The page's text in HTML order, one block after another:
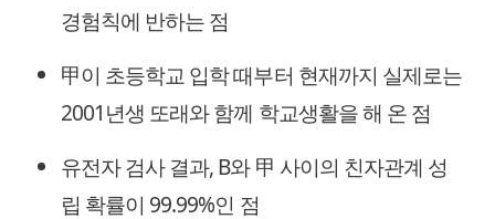
경험칙에 반하는 점
甲이 초등학교 입학 때부터 현재까지 실제로는
2001년생 또래와 함께 학교생활을 해 온 점
유전자 검사 결과, B와 甲 사이의 친자관계 성
립 확률이 99.99%인 점